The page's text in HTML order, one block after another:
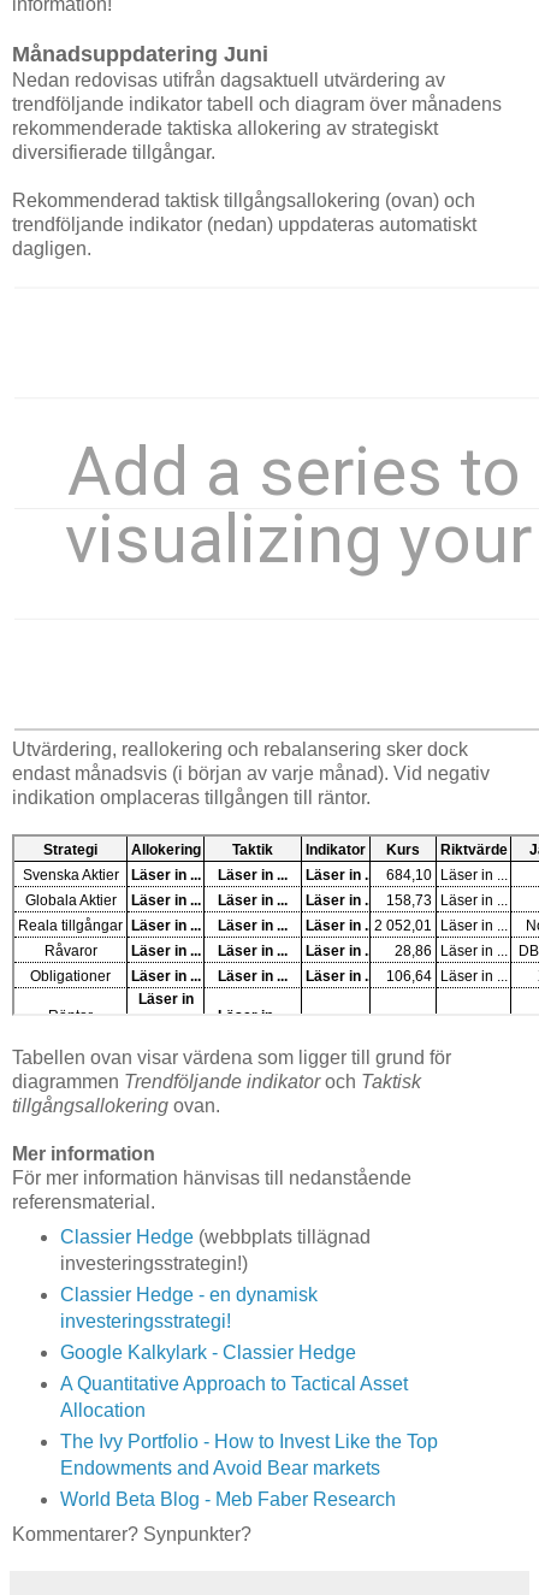
information!
Månadsuppdatering Juni
Nedan redovisas utifrån dagsaktuell utvärdering av
trendföljande indikator tabell och diagram över månadens
rekommenderade taktiska allokering av strategiskt
diversifierade tillgångar.
Rekommenderad taktisk tillgångsallokering (ovan) och
trendföljande indikator (nedan) uppdateras automatiskt
dagligen.
Utvärdering, reallokering och rebalansering sker dock
endast månadsvis (i början av varje månad). Vid negativ
indikation omplaceras tillgången till räntor.
Tabellen ovan visar värdena som ligger till grund för
diagrammen Trendföljande indikatoroch Taktisk
tillgångsallokering ovan.
Mer information
För mer information hänvisas till nedanstående
referensmaterial.
Classier Hedge(webbplats tillägnad
investeringsstrategin!)
Classier Hedge - en dynamisk
investeringsstrategi!
Google Kalkylark - Classier Hedge
A Quantitative Approach to Tactical Asset
Allocation
The Ivy Portfolio - How to Invest Like the Top
Endowments and Avoid Bear markets
World Beta Blog - Meb Faber Research
Kommentarer? Synpunkter?